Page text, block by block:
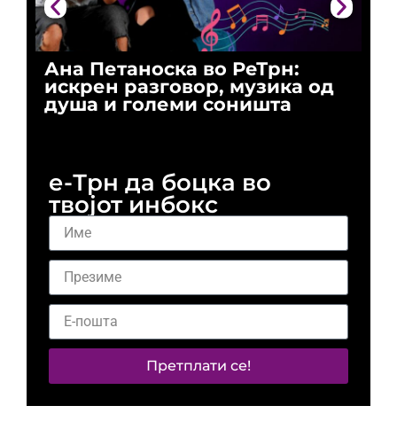
Ана Петаноска во РеТрн:
искрен разговор, музика од
душа и големи соништа
е-Трн да боцка во
твојот инбокс
Претплати се!